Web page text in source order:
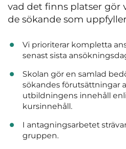
vad det finns platser gör
de sökande som
Vi prioriterar kompletta
senast sista
Skolan gör en samlad
sökandes förutsättningar
utbildningens innehåll
kursinnehåll.
I antagningsarbetet
gruppen.